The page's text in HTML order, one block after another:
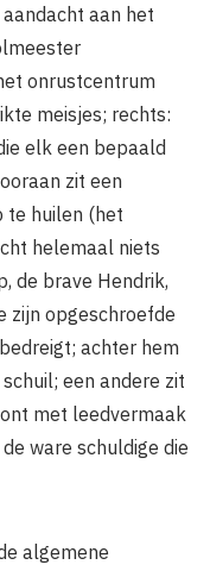
aan het
onrustcentrum
meisjes; rechts:
elk een bepaald
zit een
te huilen (het
helemaal niets
de brave Hendrik,
zijn opgeschroefde
achter hem
een andere zit
met leedvermaak
ware schuldige die
algemene